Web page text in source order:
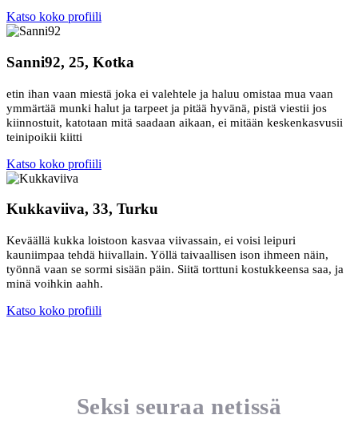
Katso koko profiili
Sanni92, 25, Kotka
etin ihan vaan miestä joka ei valehtele ja haluu omistaa mua vaan
ymmärtää munki halut ja tarpeet ja pitää hyvänä, pistä viestii jos
kiinnostuit, katotaan mitä saadaan aikaan, ei mitään keskenkasvusii
teinipoikii kiitti
Katso koko profiili
Kukkaviiva, 33, Turku
Keväällä kukka loistoon kasvaa viivassain, ei voisi leipuri
kauniimpaa tehdä hiivallain. Yöllä taivaallisen ison ihmeen näin,
työnnä vaan se sormi sisään päin. Siitä torttuni kostukkeensa saa, ja
minä voihkin aahh.
Katso koko profiili
Seksi seuraa netissä